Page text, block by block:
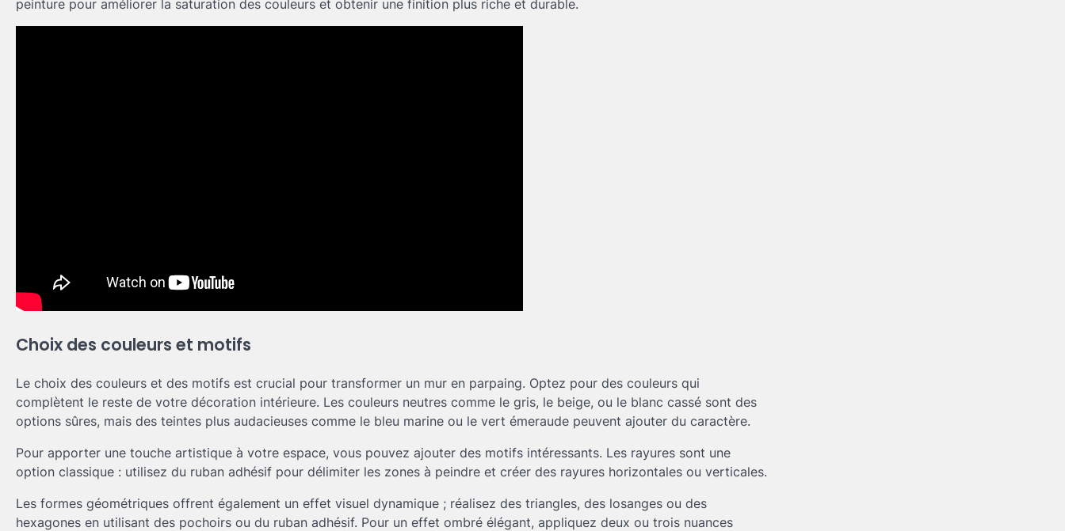
peinture pour améliorer la saturation des couleurs et obtenir une finition plus riche et durable.
Choix des couleurs et motifs
Le choix des couleurs et des motifs est crucial pour transformer un mur en parpaing. Optez pour des couleurs qui
complètent le reste de votre décoration intérieure. Les couleurs neutres comme le gris, le beige, ou le blanc cassé sont des
options sûres, mais des teintes plus audacieuses comme le bleu marine ou le vert émeraude peuvent ajouter du caractère.
Pour apporter une touche artistique à votre espace, vous pouvez ajouter des motifs intéressants. Les rayures sont une
option classique : utilisez du ruban adhésif pour délimiter les zones à peindre et créer des rayures horizontales ou verticales.
Les formes géométriques offrent également un effet visuel dynamique ; réalisez des triangles, des losanges ou des
hexagones en utilisant des pochoirs ou du ruban adhésif. Pour un effet ombré élégant, appliquez deux ou trois nuances